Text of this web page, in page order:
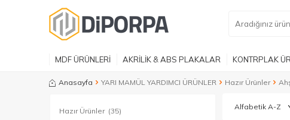
MDF ÜRÜNLERİ AKRİLİK & ABS PLAKALAR KONTRPLAK
Anasayfa YARI MAMÜL YARDIMCI ÜRÜNLER Hazır Ürünler
Hazır Ürünler (35)